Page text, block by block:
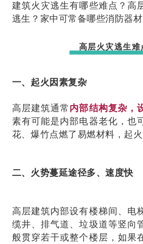
建筑火灾逃生有哪些难点？高
逃生？家中可常备哪些消防器材
高层火灾逃生难
一、起火因素复杂
高层建筑通常内部结构复杂，
素有可能是内部电器老化，也
花、爆竹点燃了易燃材料，起火
二、火势蔓延途径多、速度快
高层建筑内部设有楼梯间、电
缆井、排气道、垃圾道等竖向
般贯穿若干或整个楼层，如果